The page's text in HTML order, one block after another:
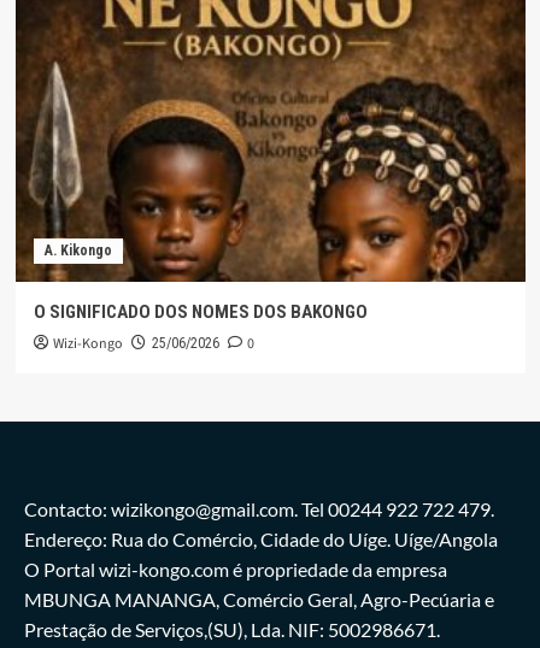
A. Kikongo
O SIGNIFICADO DOS NOMES DOS BAKONGO
Wizi-Kongo 25/06/2026 0
Contacto: wizikongo@gmail.com. Tel 00244 922 722 479.
Endereço: Rua do Comércio, Cidade do Uíge. Uíge/Angola
O Portal wizi-kongo.com é propriedade da empresa
MBUNGA MANANGA, Comércio Geral, Agro-Pecúaria e
Prestação de Serviços,(SU), Lda. NIF: 5002986671.